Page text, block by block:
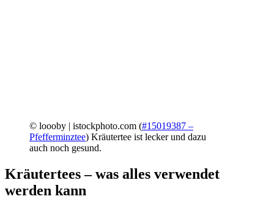
© loooby | istockphoto.com (#15019387 –
Pfefferminztee) Kräutertee ist lecker und dazu
auch noch gesund.
Kräutertees – was alles verwendet
werden kann